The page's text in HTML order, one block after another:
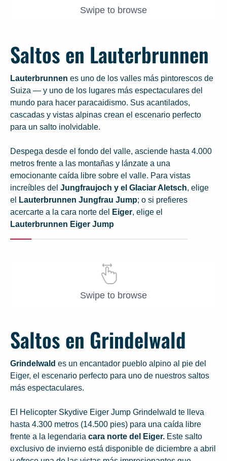
Swipe to browse
Saltos en Lauterbrunnen
Lauterbrunnen es uno de los valles más pintorescos de
Suiza — y uno de los lugares más espectaculares del
mundo para hacer paracaidismo. Sus acantilados,
cascadas y vistas alpinas crean el escenario perfecto
para un salto inolvidable.
Despega desde el fondo del valle, asciende hasta 4.000
metros frente a las montañas y lánzate a una
emocionante caída libre sobre el valle. Para vistas
increíbles del Jungfraujoch y el Glaciar Aletsch, elige
el
Lauterbrunnen Jungfrau Jump; o si prefieres
acercarte a la cara norte del
Eiger, elige el
Lauterbrunnen Eiger Jump
Swipe to browse
Saltos en Grindelwald
Grindelwald es un encantador pueblo alpino al pie del
Eiger, el escenario perfecto para uno de nuestros saltos
más espectaculares.
El Helicopter Skydive Eiger Jump Grindelwald te lleva
hasta 4.300 metros (14.500 pies) para una caída libre
frente a la legendaria cara norte del Eiger. Este salto
exclusivo de invierno está disponible de diciembre a abril